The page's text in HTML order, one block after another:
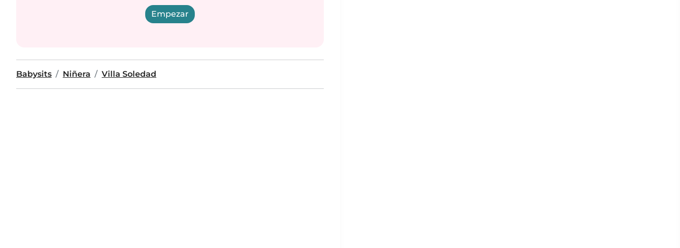
Empezar
Babysits Niñera Villa Soledad